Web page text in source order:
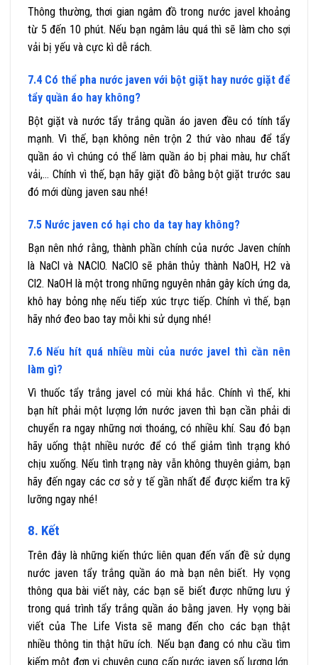
Thông thường, thơi gian ngâm đồ trong nước javel khoảng
từ 5 đến 10 phút. Nếu bạn ngâm lâu quá thì sẽ làm cho sợi
vải bị yếu và cực kì dễ rách.
7.4 Có thể pha nước javen với bột giặt hay nước giặt để
tẩy quần áo hay không?
Bột giặt và nước tẩy trắng quần áo javen đều có tính tẩy
mạnh. Vì thế, bạn không nên trộn 2 thứ vào nhau để tẩy
quần áo vì chúng có thể làm quần áo bị phai màu, hư chất
vải,… Chính vì thế, bạn hãy giặt đồ bằng bột giặt trước sau
đó mới dùng javen sau nhé!
7.5 Nước javen có hại cho da tay hay không?
Bạn nên nhớ rằng, thành phần chính của nước Javen chính
là NaCl và NAClO. NaClO sẽ phân thủy thành NaOH, H2 và
Cl2. NaOH là một trong những nguyên nhân gây kích ứng da,
khô hay bỏng nhẹ nếu tiếp xúc trực tiếp. Chính vì thế, bạn
hãy nhớ đeo bao tay mỗi khi sử dụng nhé!
7.6 Nếu hít quá nhiều mùi của nước javel thì cần nên
làm gì?
Vì thuốc tẩy trắng javel có mùi khá hắc. Chính vì thế, khi
bạn hít phải một lượng lớn nước javen thì bạn cần phải di
chuyển ra ngay những nơi thoáng, có nhiều khí. Sau đó bạn
hãy uống thật nhiều nước để có thể giảm tình trạng khó
chịu xuống. Nếu tình trạng này vẫn không thuyên giảm, bạn
hãy đến ngay các cơ sở y tế gần nhất để được kiểm tra kỹ
lưỡng ngay nhé!
8. Kết
Trên đây là những kiến thức liên quan đến vấn đề sử dụng
nước javen tẩy trắng quần áo mà bạn nên biết. Hy vọng
thông qua bài viết này, các bạn sẽ biết được những lưu ý
trong quá trình tẩy trắng quần áo bằng javen. Hy vọng bài
viết của The Life Vista sẽ mang đến cho các bạn thật
nhiều thông tin thật hữu ích. Nếu bạn đang có nhu cầu tìm
kiếm một đơn vị chuyên cung cấp nước javen số lượng lớn.